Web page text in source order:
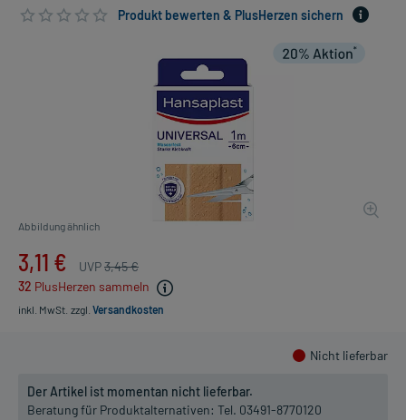
Produkt bewerten & PlusHerzen sichern
Abbildung ähnlich
3,11 € UVP3,45 €
32 PlusHerzen sammeln
inkl. MwSt. zzgl. Versandkosten
Nicht lieferbar
Der Artikel ist momentan nicht lieferbar.
Beratung für Produktalternativen: Tel. 03491-8770120